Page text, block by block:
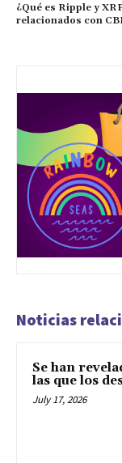
¿Qué es Ripple y
relacionados con
Noticias
Se han
las que los
July 17, 2026